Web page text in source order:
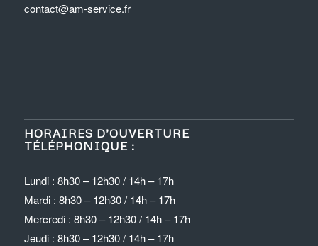
contact@am-service.fr
HORAIRES D’OUVERTURE
TÉLÉPHONIQUE :
Lundi : 8h30 – 12h30 / 14h – 17h
Mardi : 8h30 – 12h30 / 14h – 17h
Mercredi : 8h30 – 12h30 / 14h – 17h
Jeudi : 8h30 – 12h30 / 14h – 17h